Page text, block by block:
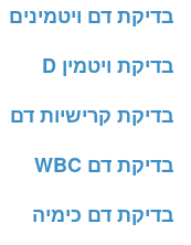
בדיקת דם ויטמינים
בדיקת ויטמין D
בדיקת קרישיות דם
בדיקת דם WBC
בדיקת דם כימיה